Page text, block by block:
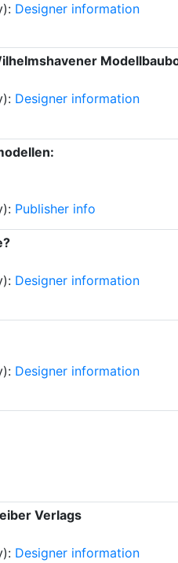
Designer information
Designer information
Publisher info
Designer information
Designer information
Verlags
Designer information